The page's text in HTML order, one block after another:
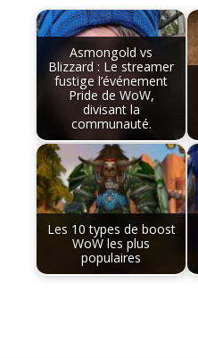
Asmongold vs
Blizzard : Le streamer
fustige l’événement
Pride de WoW,
divisant la
communauté.
Les 10 types de boost
WoW les plus
populaires